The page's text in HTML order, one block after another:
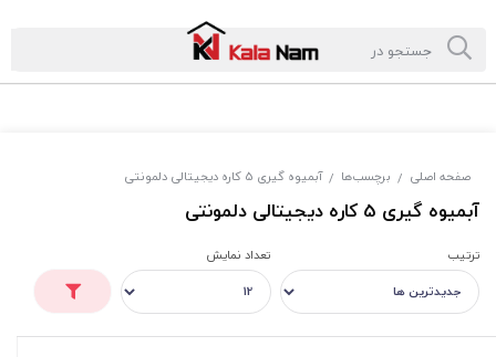
صفحه اصلی / برچسب‌ها / آبمیوه گیری 5 کاره دیجیتالی دلمونتی
آبمیوه گیری 5 کاره دیجیتالی دلمونتی
ترتیب تعداد نمایش